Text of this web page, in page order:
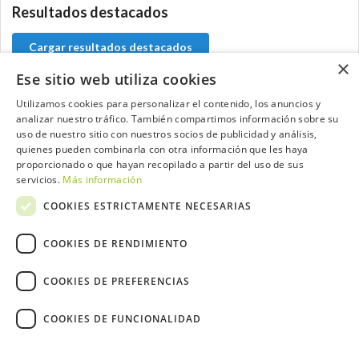
Resultados destacados
Cargar resultados destacados
Contacta con el equipo de NextCaddy
Opina Contacta
×
Ese sitio web utiliza cookies
Utilizamos cookies para personalizar el contenido, los anuncios y
analizar nuestro tráfico. También compartimos información sobre su
uso de nuestro sitio con nuestros socios de publicidad y análisis,
quienes pueden combinarla con otra información que les haya
proporcionado o que hayan recopilado a partir del uso de sus
servicios. Más información
COOKIES ESTRICTAMENTE NECESARIAS
COOKIES DE RENDIMIENTO
COOKIES DE PREFERENCIAS
COOKIES DE FUNCIONALIDAD